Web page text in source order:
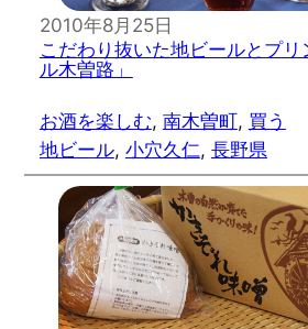
2010年8月25日
こだわり抜いた地ビールとプ
ル木曽路」
お酒を楽しむ, 南木曽町, 買う
地ビール, 小穴久仁, 長野県